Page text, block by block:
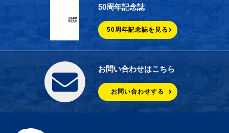
50周年記念誌
50周年記念誌を見る
お問い合わせはこちら
お問い合わせする